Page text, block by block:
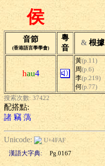
侯
音節
(香港語言學學會)
粵
音
& 根據
hau4
黃(p.11)
周(p.6)
李(p.219)
何(p.77)
搜索次數: 37422
配搭點:
諸 竊 薃
Unicode:
U+4FAF
漢語大字典:
Pg.0167